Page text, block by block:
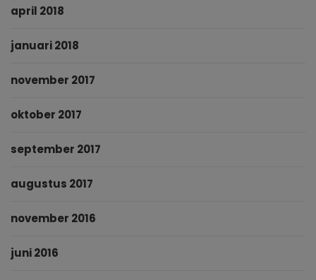
april 2018
januari 2018
november 2017
oktober 2017
september 2017
augustus 2017
november 2016
juni 2016